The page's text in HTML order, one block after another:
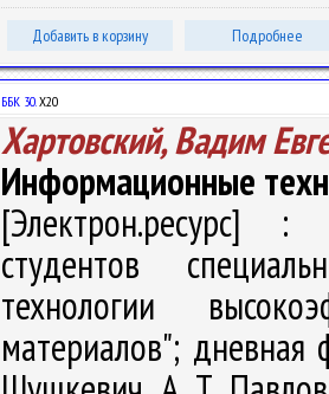
Добавить в корзину Подробнее
ББК 30.Х20
Хартовский, Вадим
Информационные
[Электрон.ресурс] :
студентов
технологии
материалов";